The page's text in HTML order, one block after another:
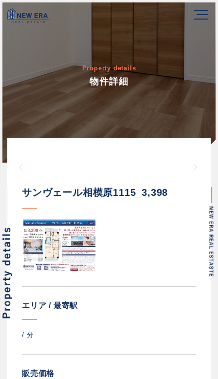
Property details
物件詳細
/home/newerakk/
サンヴェール相模原1115_3,398
エリア / 最寄駅
/ 分
販売価格